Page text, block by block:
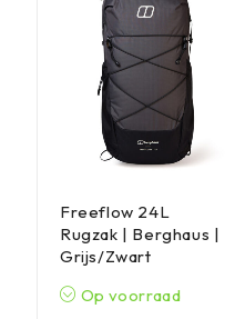
Freeflow 24L
Rugzak | Berghaus |
Grijs/Zwart
Op voorraad